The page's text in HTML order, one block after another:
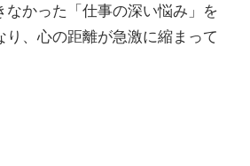
なかった「仕事の深い悩み」を
り、心の距離が急激に縮まって